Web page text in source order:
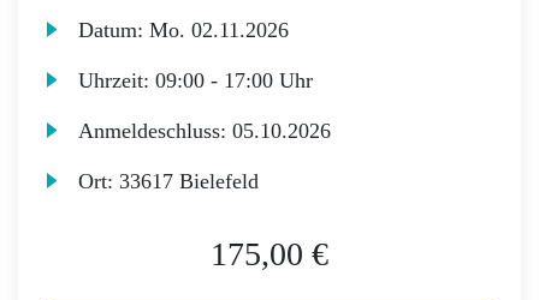
Datum:Mo. 02.11.2026
Uhrzeit:09:00 - 17:00 Uhr
Anmeldeschluss:05.10.2026
Ort:33617 Bielefeld
175,00 €